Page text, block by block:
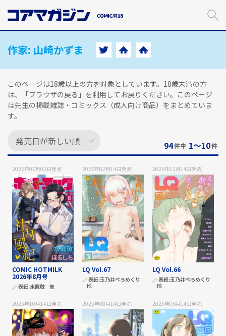
ン
作家: 山崎かずま
このページは18歳以上の方を対象としています。18歳未満の方
は、「ブラウザの戻る」を利用してお戻りください。このページ
は先生の掲載雑誌・コミックス（成人向け商品）をまとめていま
す。
94件中 1〜10件
2026年07月02日発売
COMIC HOTMILK
2026年8月号
表紙:水龍敬 他
2026年02月14日発売
LQ Vol.67
表紙:玉乃井ぺろめくり
他
2025年12月14日発売
LQ Vol.66
表紙:玉乃井ぺろめくり
他
2025年10月14日発売 2025年08月14日発売 2025年06月14日発売